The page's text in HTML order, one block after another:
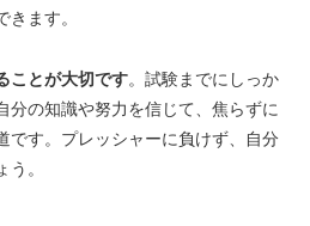
ます。
ことが大切です。試験までにしっか
分の知識や努力を信じて、焦らずに
です。プレッシャーに負けず、自分
。